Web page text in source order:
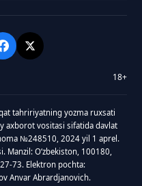
18+
tahririyatning yozma ruxsati
axborot vositasi sifatida davlat
№248510, 2024 yil 1 aprel.
Manzil: Oʻzbekiston, 100180,
73. Elektron pochta:
Anvar Abrardjanovich.